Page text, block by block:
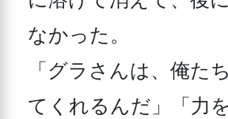
なかった。
「グラさんは、俺た
てくれるんだ」「力を